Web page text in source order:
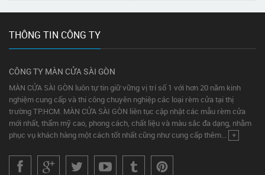
THÔNG TIN CÔNG TY
CÔNG TY MÀN CỬA SÀI GÒN
MÀN CỬA SÀI GÒN luôn tự tin giữ vững vị trí số 1 với hơn 20 năm kinh
nghiệm cung cấp và thi công chuyên nghiệp các loại rèm cửa tại thị
trường TP.HCM. MÀN CỬA SÀI GÒN liên tục cập nhật các mẫu rèm cửa
mới nhất, thẩm mỹ cao, phong cách, chất liệu và màu sắc đa dạng, nhằm
phục vụ khách hàng một cách tốt nhất cũng như cung cấp thêm... +